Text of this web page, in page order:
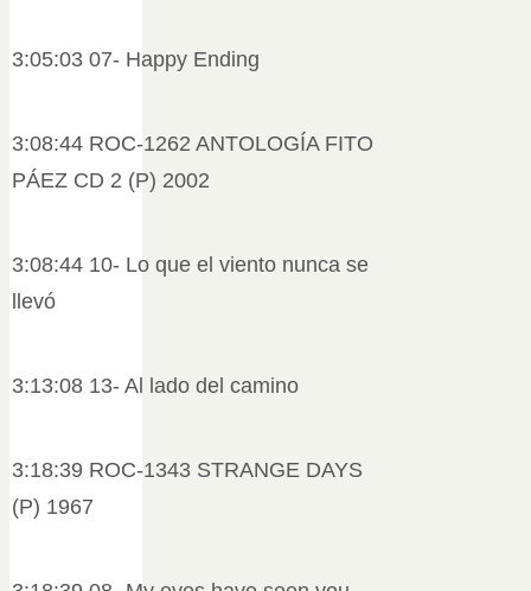
3:05:03 07- Happy Ending
3:08:44 ROC-1262 ANTOLOGÍA FITO
PÁEZ CD 2 (P) 2002
3:08:44 10- Lo que el viento nunca se
llevó
3:13:08 13- Al lado del camino
3:18:39 ROC-1343 STRANGE DAYS
(P) 1967